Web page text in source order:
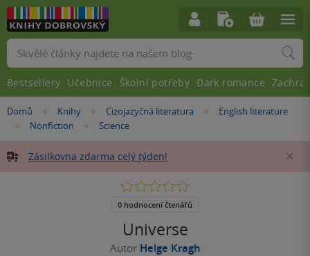
Nacházíte
Domů »Knihy »Cizojazyčná literatura »
English literature
»
Nonfiction »
Science
Zásilkovna zdarma celý týden!
Universe
Autor Helge Kragh
0.0
5
0 hodnocení čtenářů
Vyhledávání
Bestsellery Učebnice Školní potřeby Dark romance